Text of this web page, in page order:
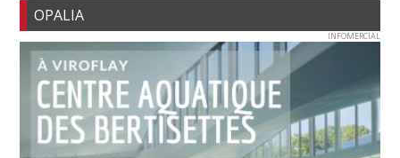
OPALIA
INFOMERCIAL